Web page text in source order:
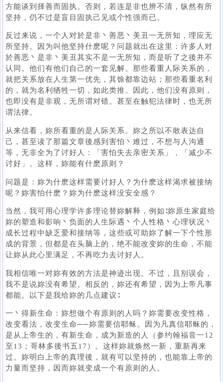
方能谈到择善而固执。否则，若连是非也辨不清，纵然有所
坚持，仍不过是盲目固执己见或个性强而已。
反过来说，一个人对於是非丶善恶丶美丑一无所知，理应无
所坚持。因为叫他坚持什麽呢？问题就出在这里：许多人对
於善恶丶是非丶美丑其实不是一无所知，而是听了之後并不
认同。他们有他们自己的一套见解。那些看重人际关系的，
就把关系放在人生第一优先，其馀都靠边站；那些看重名利
的，就为名利牺牲一切，如此类推。因此，他们没有原则，
也即没有是非观，无所谓对错。甚至在触犯法律时，也无所
谓法律。
从来信看，妳所看重的是人际关系。妳之所以不敢表达自
己，甚至读了那篇文章後感到害怕丶难过，不想与人沟通
等，无非全为了讨好人：「害怕失去亲密关系」，「减少不
讨好」。这样，妳能有什麽原则？
问题是：妳为什麽这样需要讨好人？为什麽这样渴求被接纳
呢？妳害怕什麽？妳为什麽这样没安全感？
当然，我可用心理学许多理论替妳解释，例如∶妳原生家庭给
妳的塑造和影响丶负面的人生际遇丶个人性格丶心理状况丶
成长过程中缺乏爱和接纳等，这些或可助妳了解一下个性形
成的背景，但都是在头脑上的，绝不能改变妳的生命，不能
让妳从此心里满足，不再吃力去讨好人。
我相信唯一对妳有效的方法是神迹出现。不过，且别误会，
我不是说妳没有希望。相反的，妳还有希望，因为上帝凡事
都能。以下是我给妳的几点建议∶
一丶得新生命：妳想做个有原则的人吗？妳需要改变性格，
改变看法，改变生命──妳需要信耶稣。因为凡真信耶稣的，
是从上帝生的，有新生命，成为新造的人（参约翰福音一12
至13；哥林多後书五17）。这样妳就焕然一新，重新再来
过。妳明白上帝的真理後，就有可以坚持的，也能靠上帝的
力量而坚持，因而妳就变成一个有原则的人。